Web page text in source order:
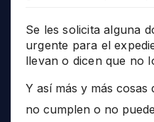
Se les solicita alguna
urgente para el
llevan o dicen que no
Y así más y más cosas
no cumplen o no